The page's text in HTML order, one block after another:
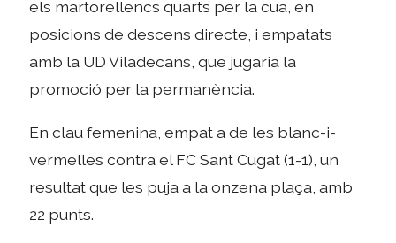
els martorellencs quarts per la cua, en
posicions de descens directe, i empatats
amb la UD Viladecans, que jugaria la
promoció per la permanència.
En clau femenina, empat a de les blanc-i-
vermelles contra el FC Sant Cugat (1-1), un
resultat que les puja a la onzena plaça, amb
22 punts.